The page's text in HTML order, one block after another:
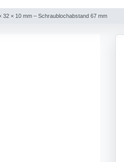
× 10 mm – Schraublochabstand 67 mm